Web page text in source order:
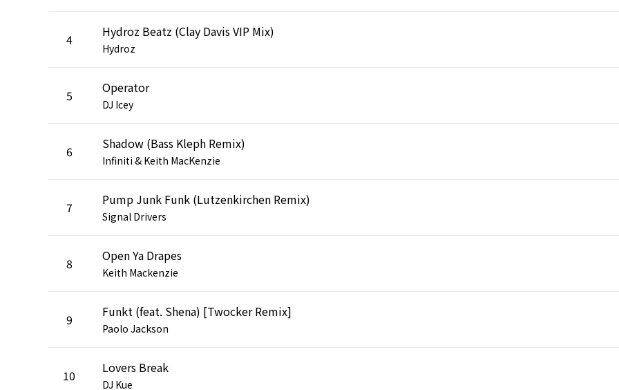
4 Hydroz Beatz (Clay Davis VIP Mix)
Hydroz
5 Operator
DJ Icey
6 Shadow (Bass Kleph Remix)
Infiniti & Keith MacKenzie
7 Pump Junk Funk (Lutzenkirchen Remix)
Signal Drivers
8 Open Ya Drapes
Keith Mackenzie
9 Funkt (feat. Shena) [Twocker Remix]
Paolo Jackson
10 Lovers Break
DJ Kue